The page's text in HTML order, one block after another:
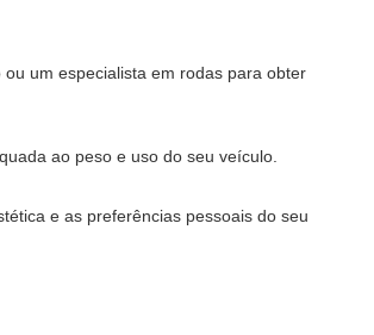
um especialista em rodas para obter
ao peso e uso do seu veículo.
e as preferências pessoais do seu